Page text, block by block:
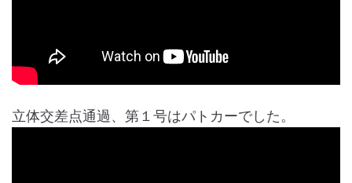
立体交差点通過、第１号はパトカーでした。